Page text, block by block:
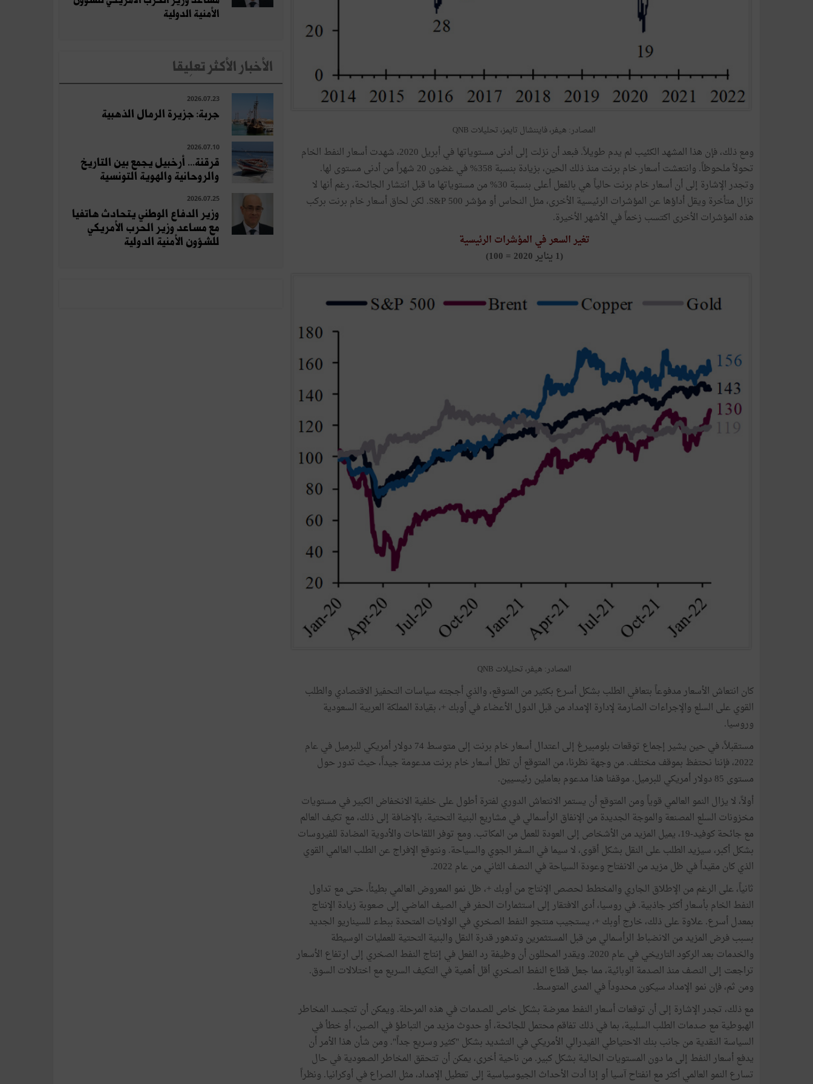
المصادر: هيفر، فايننشال تايمز، تحليلات QNB
ومع ذلك، فإن هذا المشهد الكئيب لم يدم طويلاً. فبعد أن نزلت إلى أدنى مستوياتها في أبريل 2020، شهدت أسعار النفط الخام
تحولاً ملحوظاً. وانتعشت أسعار خام برنت منذ ذلك الحين، بزيادة بنسبة 358% في غضون 20 شهراً من أدنى مستوى لها.
وتجدر الإشارة إلى أن أسعار خام برنت حالياً هي بالفعل أعلى بنسبة 30% من مستوياتها ما قبل انتشار الجائحة، رغم أنها لا
تزال متأخرة ويقل أداؤها عن المؤشرات الرئيسية الأخرى، مثل النحاس أو مؤشر S&P 500. لكن لحاق أسعار خام برنت بركب
هذه المؤشرات الأخرى اكتسب زخماً في الأشهر الأخيرة.
تغير السعر في المؤشرات الرئيسية
(1 يناير 2020 = 100)
المصادر: هيفر، تحليلات QNB
كان انتعاش الأسعار مدفوعاً بتعافي الطلب بشكل أسرع بكثير من المتوقع، والذي أججته سياسات التحفيز الاقتصادي والطلب
القوي على السلع والإجراءات الصارمة لإدارة الإمداد من قبل الدول الأعضاء في أوبك +، بقيادة المملكة العربية السعودية
وروسيا.
مستقبلاً، في حين يشير إجماع توقعات بلومبيرغ إلى اعتدال أسعار خام برنت إلى متوسط 74 دولار أمريكي للبرميل في عام
2022، فإننا نحتفظ بموقف مختلف. من وجهة نظرنا، من المتوقع أن تظل أسعار خام برنت مدعومة جيداً، حيث تدور حول
مستوى 85 دولار أمريكي للبرميل. موقفنا هذا مدعوم بعاملين رئيسيين.
أولاً، لا يزال النمو العالمي قوياً ومن المتوقع أن يستمر الانتعاش الدوري لفترة أطول على خلفية الانخفاض الكبير في مستويات
مخزونات السلع المصنعة والموجة الجديدة من الإنفاق الرأسمالي في مشاريع البنية التحتية. بالإضافة إلى ذلك، مع تكيف العالم
مع جائحة كوفيد-19، يميل المزيد من الأشخاص إلى العودة للعمل من المكاتب. ومع توفر اللقاحات والأدوية المضادة للفيروسات
بشكل أكبر، سيزيد الطلب على النقل بشكل أقوى، لا سيما في السفر الجوي والسياحة. ونتوقع الإفراج عن الطلب العالمي القوي
الذي كان مقيداً في ظل مزيد من الانفتاح وعودة السياحة في النصف الثاني من عام 2022.
ثانياً، على الرغم من الإطلاق الجاري والمخطط لحصص الإنتاج من أوبك +، ظل نمو المعروض العالمي بطيئاً، حتى مع تداول
النفط الخام بأسعار أكثر جاذبية. في روسيا، أدى الافتقار إلى استثمارات الحفر في الصيف الماضي إلى صعوبة زيادة الإنتاج
بمعدل أسرع. علاوة على ذلك، خارج أوبك +، يستجيب منتجو النفط الصخري في الولايات المتحدة ببطء للسيناريو الجديد
بسبب فرض المزيد من الانضباط الرأسمالي من قبل المستثمرين وتدهور قدرة النقل والبنية التحتية للعمليات الوسيطة
والخدمات بعد الركود التاريخي في عام 2020. ويقدر المحللون أن وظيفة رد الفعل في إنتاج النفط الصخري إلى ارتفاع الأسعار
تراجعت إلى النصف منذ الصدمة الوبائية، مما جعل قطاع النفط الصخري أقل أهمية في التكيف السريع مع اختلالات السوق.
ومن ثم، فإن نمو الإمداد سيكون محدوداً في المدى المتوسط.
مع ذلك، تجدر الإشارة إلى أن توقعات أسعار النفط معرضة بشكل خاص للصدمات في هذه المرحلة. ويمكن أن تتجسد المخاطر
الهبوطية مع صدمات الطلب السلبية، بما في ذلك تفاقم محتمل للجائحة، أو حدوث مزيد من التباطؤ في الصين، أو خطأ في
السياسة النقدية من جانب بنك الاحتياطي الفيدرالي الأمريكي في التشديد بشكل "كثير وسريع جداً". ومن شأن هذا الأمر أن
يدفع أسعار النفط إلى ما دون المستويات الحالية بشكل كبير. من ناحية أخرى، يمكن أن تتحقق المخاطر الصعودية في حال
تسارع النمو العالمي أكثر مع انفتاح آسيا أو إذا أدت الأحداث الجيوسياسية إلى تعطيل الإمداد، مثل الصراع في أوكرانيا. ونظراً
الأمنية الدولية
الأخبار الأكثر تعلِيقا
2026.07.23
جربة: جزيرة الرمال الذهبية
2026.07.10
قرقنة... أرخبيل يجمع بين التاريخ
والروحانية والهوية التونسية
2026.07.25
وزير الدفاع الوطني يتحادث هاتفيا
مع مساعد وزير الحرب الأمريكي
للشؤون الأمنية الدولية